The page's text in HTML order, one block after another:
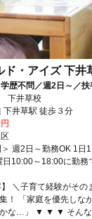
ド・アイズ 下井
学歴不問／週2日～／
スタッフ
下井草校
下井草駅 徒歩３分
週2日～勤務OK 1日
10:00～18:00に勤務
＼子育て経験がその
！ 「家庭を優先しな
かな…」 ▼ ▼ ▼ そんな